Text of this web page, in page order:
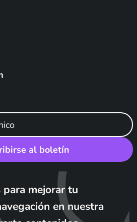
al boletín
para mejorar tu
en nuestra
contenidos
para analizar el tráfico